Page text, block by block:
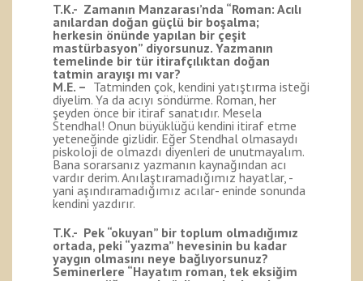
T.K.- Zamanın Manzarası’nda “Roman: Acılı
anılardan doğan güçlü bir boşalma;
herkesin önünde yapılan bir çeşit
mastürbasyon” diyorsunuz. Yazmanın
temelinde bir tür itirafçılıktan doğan
tatmin arayışı mı var?
M.E. – Tatminden çok, kendini yatıştırma isteği
diyelim. Ya da acıyı söndürme. Roman, her
şeyden önce bir itiraf sanatıdır. Mesela
Stendhal! Onun büyüklüğü kendini itiraf etme
yeteneğinde gizlidir. Eğer Stendhal olmasaydı
piskoloji de olmazdı diyenleri de unutmayalım.
Bana sorarsanız yazmanın kaynağından acı
vardır derim. Anılaştıramadığımız hayatlar, -
yani aşındıramadığımız acılar- eninde sonunda
kendini yazdırır.
T.K.- Pek “okuyan” bir toplum olmadığımız
ortada, peki “yazma” hevesinin bu kadar
yaygın olmasını neye bağlıyorsunuz?
Seminerlere “Hayatım roman, tek eksiğim